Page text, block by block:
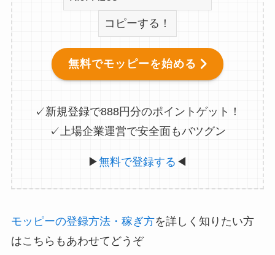
コピーする！
無料でモッピーを始める
✓新規登録で888円分のポイントゲット！
✓上場企業運営で安全面もバツグン
▶無料で登録する ◀
モッピーの登録方法・稼ぎ方を詳しく知りたい方
はこちらもあわせてどうぞ